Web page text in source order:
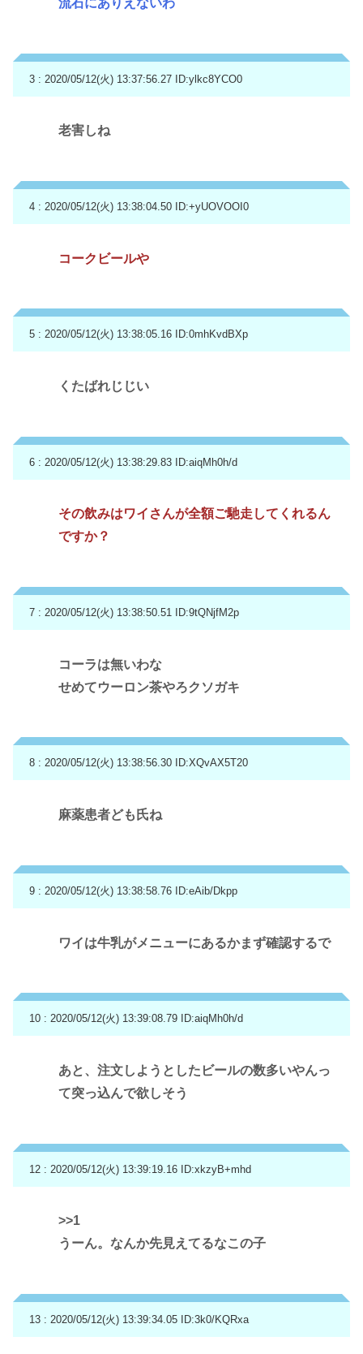
流石にありえないわ
3 : 2020/05/12(火) 13:37:56.27 ID:ylkc8YCO0
老害しね
4 : 2020/05/12(火) 13:38:04.50 ID:+yUOVOOI0
コークビールや
5 : 2020/05/12(火) 13:38:05.16 ID:0mhKvdBXp
くたばれじじい
6 : 2020/05/12(火) 13:38:29.83 ID:aiqMh0h/d
その飲みはワイさんが全額ご馳走してくれるん
ですか？
7 : 2020/05/12(火) 13:38:50.51 ID:9tQNjfM2p
コーラは無いわな
せめてウーロン茶やろクソガキ
8 : 2020/05/12(火) 13:38:56.30 ID:XQvAX5T20
麻薬患者ども氏ね
9 : 2020/05/12(火) 13:38:58.76 ID:eAib/Dkpp
ワイは牛乳がメニューにあるかまず確認するで
10 : 2020/05/12(火) 13:39:08.79 ID:aiqMh0h/d
あと、注文しようとしたビールの数多いやんっ
て突っ込んで欲しそう
12 : 2020/05/12(火) 13:39:19.16 ID:xkzyB+mhd
>>1
うーん。なんか先見えてるなこの子
13 : 2020/05/12(火) 13:39:34.05 ID:3k0/KQRxa